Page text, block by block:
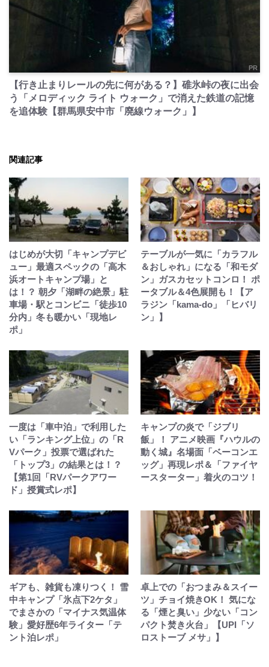
PR
【行き止まりレールの先に何がある？】碓氷峠の夜に出会
う「メロディック ライト ウォーク」で消えた鉄道の記憶
を追体験【群馬県安中市「廃線ウォーク」】
関連記事
はじめが大切「キャンプデビ
ュー」最適スペックの「高木
浜オートキャンプ場」と
は！？ 朝夕「湖畔の絶景」駐
車場・駅とコンビニ「徒歩10
分内」冬も暖かい「現地レ
ポ」
テーブルが一気に「カラフル
＆おしゃれ」になる「和モダ
ン」ガスカセットコンロ！ ポ
ータブル＆4色展開も！【ア
ラジン「kama-do」「ヒバリ
ン」】
一度は「車中泊」で利用した
い「ランキング上位」の「R
Vパーク」投票で選ばれた
「トップ3」の結果とは！？
【第1回「RVパークアワー
ド」授賞式レポ】
キャンプの炎で「ジブリ
飯」！ アニメ映画『ハウルの
動く城』名場面「ベーコンエ
ッグ」再現レポ＆「ファイヤ
ースターター」着火のコツ！
ギアも、雑貨も凍りつく！ 雪
中キャンプ「氷点下2ケタ」
でまさかの「マイナス気温体
験」愛好歴6年ライター「テ
ント泊レポ」
卓上での「おつまみ＆スイー
ツ」チョイ焼きOK！ 気にな
る「煙と臭い」少ない「コン
パクト焚き火台」【UPI「ソ
ロストーブ メサ」】